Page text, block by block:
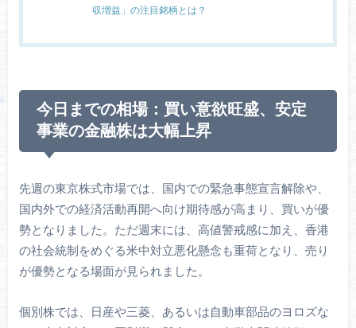
収増益」の注目銘柄とは？
今日までの相場：買い意欲旺盛、安定
事業の金融株は大幅上昇
先週の東京株式市場では、国内での緊急事態宣言解除や、
国内外での経済活動再開へ向け期待感が高まり、買いが優
勢となりました。ただ週末には、高値警戒感に加え、香港
の社会統制をめぐる米中対立悪化懸念も重荷となり、売り
が優勢となる場面が見られました。
個別株では、日産や三菱、あるいは自動車部品のヨロズな